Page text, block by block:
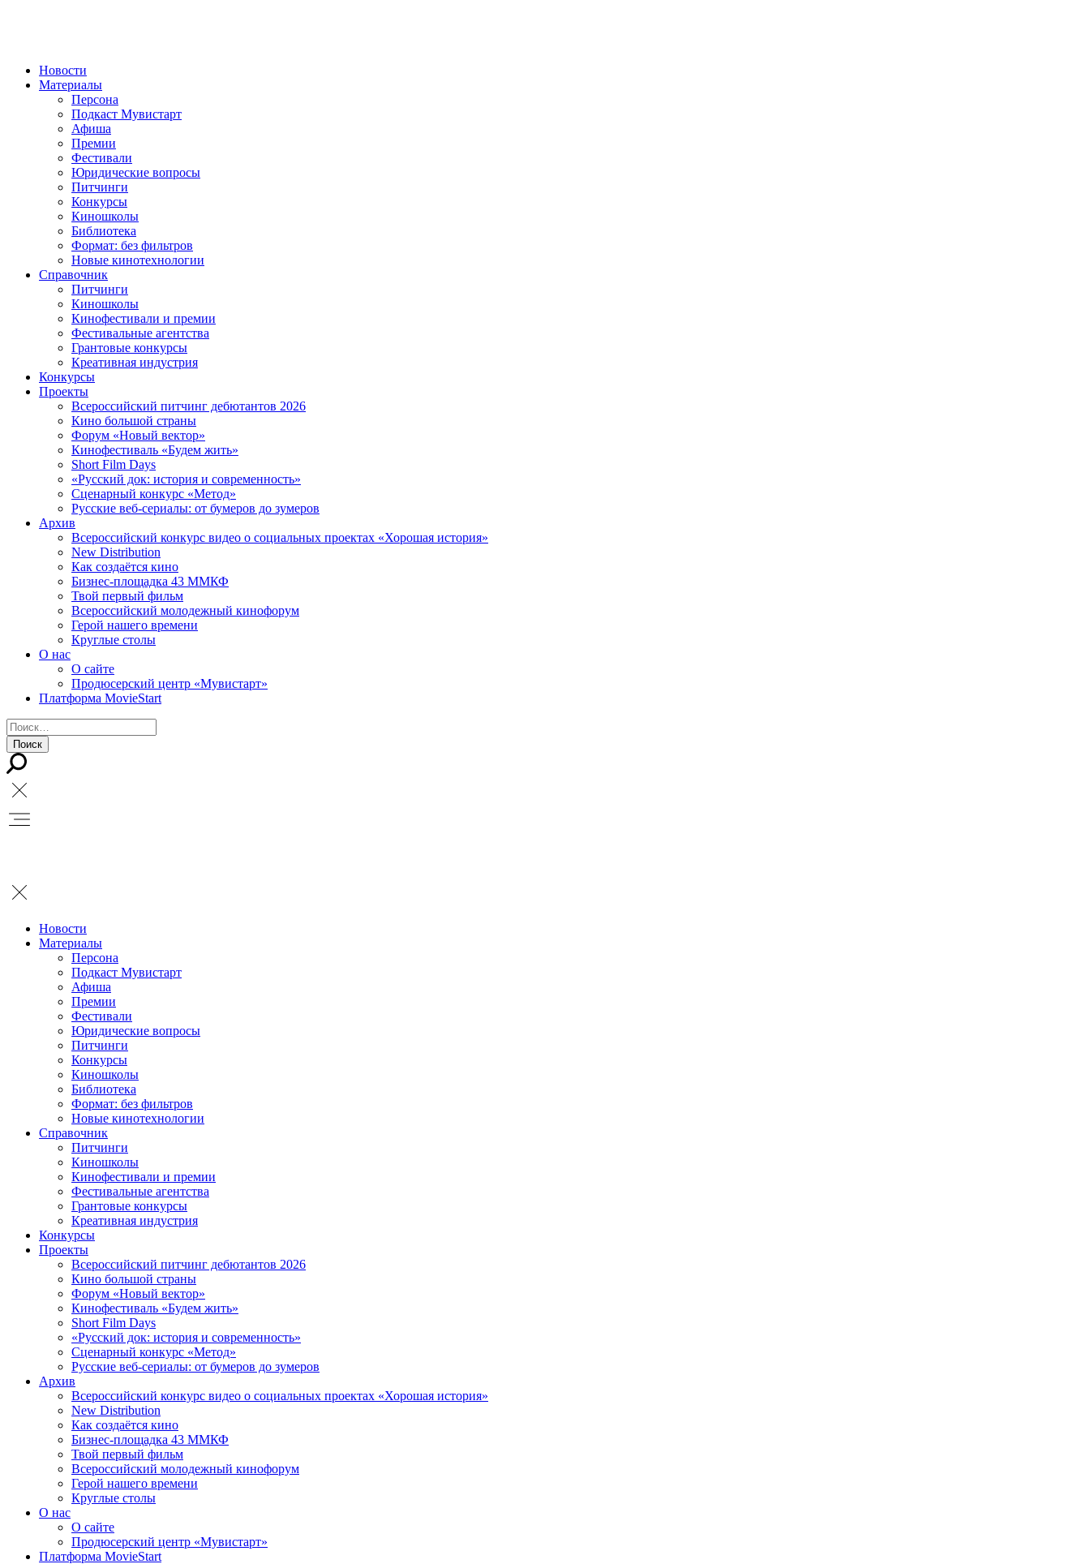
Новости
Материалы
Персона
Подкаст Мувистарт
Афиша
Премии
Фестивали
Юридические вопросы
Питчинги
Конкурсы
Киношколы
Библиотека
Формат: без фильтров
Новые кинотехнологии
Справочник
Питчинги
Киношколы
Кинофестивали и премии
Фестивальные агентства
Грантовые конкурсы
Креативная индустрия
Конкурсы
Проекты
Всероссийский питчинг дебютантов 2026
Кино большой страны
Форум «Новый вектор»
Кинофестиваль «Будем жить»
Short Film Days
«Русский док: история и современность»
Сценарный конкурс «Метод»
Русские веб-сериалы: от бумеров до зумеров
Архив
Всероссийский конкурс видео о социальных проектах «Хорошая история»
New Distribution
Как создаётся кино
Бизнес-площадка 43 ММКФ
Твой первый фильм
Всероссийский молодежный кинофорум
Герой нашего времени
Круглые столы
О нас
О сайте
Продюсерский центр «Мувистарт»
Платформа MovieStart
Новости
Материалы
Персона
Подкаст Мувистарт
Афиша
Премии
Фестивали
Юридические вопросы
Питчинги
Конкурсы
Киношколы
Библиотека
Формат: без фильтров
Новые кинотехнологии
Справочник
Питчинги
Киношколы
Кинофестивали и премии
Фестивальные агентства
Грантовые конкурсы
Креативная индустрия
Конкурсы
Проекты
Всероссийский питчинг дебютантов 2026
Кино большой страны
Форум «Новый вектор»
Кинофестиваль «Будем жить»
Short Film Days
«Русский док: история и современность»
Сценарный конкурс «Метод»
Русские веб-сериалы: от бумеров до зумеров
Архив
Всероссийский конкурс видео о социальных проектах «Хорошая история»
New Distribution
Как создаётся кино
Бизнес-площадка 43 ММКФ
Твой первый фильм
Всероссийский молодежный кинофорум
Герой нашего времени
Круглые столы
О нас
О сайте
Продюсерский центр «Мувистарт»
Платформа MovieStart